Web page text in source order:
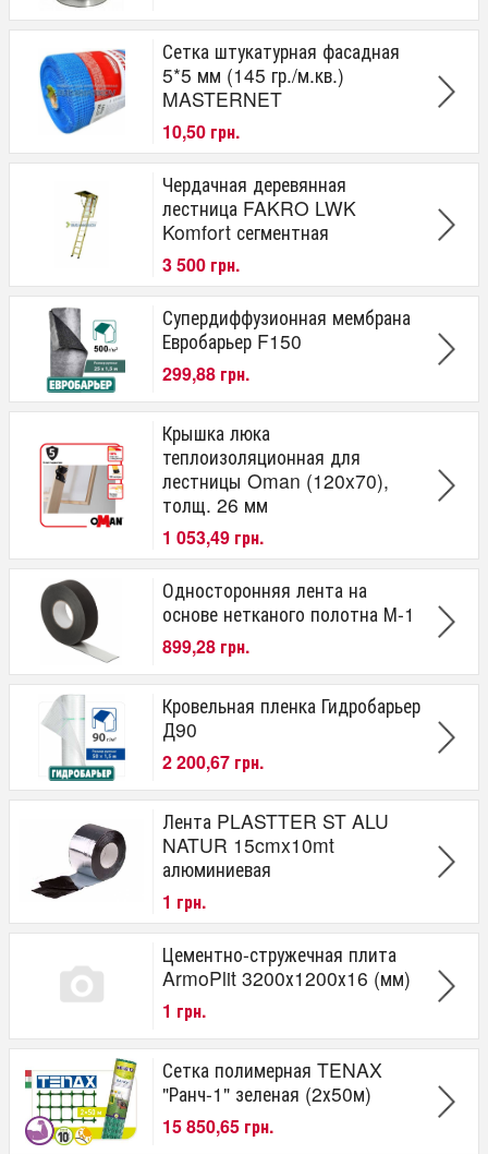
Сетка штукатурная фасадная
5*5 мм (145 гр./м.кв.)
MASTERNET
10,50 грн.
Чердачная деревянная
лестница FAKRO LWK
Komfort сегментная
3 500 грн.
Супердиффузионная мембрана
Евробарьер F150
299,88 грн.
Крышка люка
теплоизоляционная для
лестницы Oman (120x70),
толщ. 26 мм
1 053,49 грн.
Односторонняя лента на
основе нетканого полотна М-1
899,28 грн.
Кровельная пленка Гидробарьер
Д90
2 200,67 грн.
Лента PLASTTER ST ALU
NATUR 15cmx10mt
алюминиевая
1 грн.
Цементно-стружечная плита
ArmoPlit 3200х1200х16 (мм)
1 грн.
Сетка полимерная TENAX
"Ранч-1" зеленая (2х50м)
15 850,65 грн.